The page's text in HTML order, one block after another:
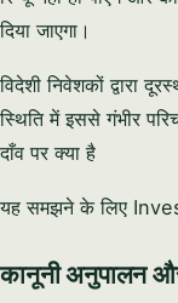
दिया जाएगा।
विदेशी निवेशकों द्वारा
स्थिति में इससे गंभीर
दाँव पर क्या है
यह समझने के लिए
कानूनी अनुपालन